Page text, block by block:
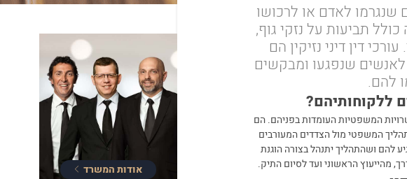
שנגרמו לאדם או לרכושו
תביעות על נזקי גוף,
דין דיני נזיקין הם
לאנשים שנפגעו ומבקשים
להם.
ללקוחותיהם?
המשפטיות העומדות בפניהם. הם
המשפטי מול הצדדים המעורבים
להם ושהתהליך יתנהל בצורה הוגנת
מהייעוץ הראשוני ועד לסיום התיק. אודות המשרד